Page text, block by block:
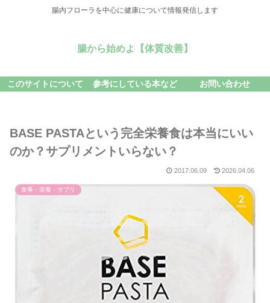
腸内フローラを中心に健康について情報発信します
腸から始めよ【体質改善】
このサイトについて 参考にしている本など お問い合わせ
BASE PASTAという完全栄養食は本当にいい
のか？サプリメントいらない？
2017.06.09 2026.04.06
食事・栄養・サプリ